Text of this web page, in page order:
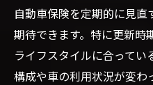
自動車保険を定期的に見
期待できます。特に更新時
ライフスタイルに合って
構成や車の利用状況が変